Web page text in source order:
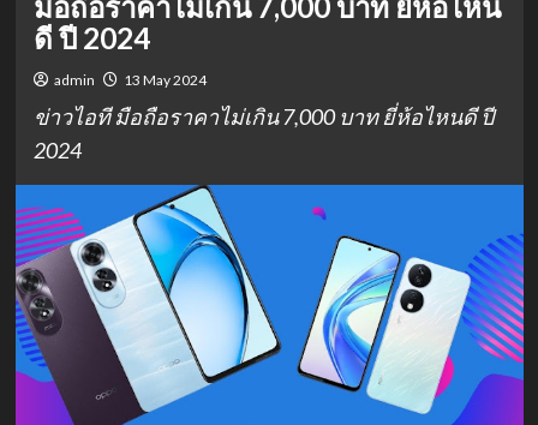
ดี ปี 2024
admin 13 May 2024
ข่าวไอที มือถือราคาไม่เกิน 7,000 บาท ยี่ห้อไหนดี ปี
2024